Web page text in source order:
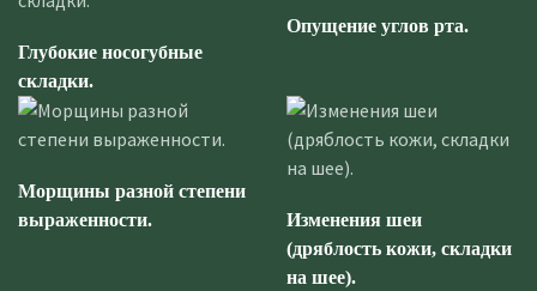
Глубокие носогубные
складки.
Опущение углов рта.
Морщины разной степени
выраженности.
Изменения шеи
(дряблость кожи, складки
на шее).